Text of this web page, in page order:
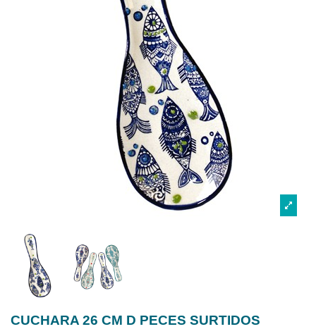
CUCHARA 26 CM D PECES SURTIDOS